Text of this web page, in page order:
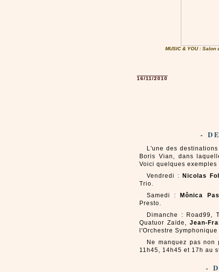
MUSIC & YOU : Salon
16/11/2010
-
L'une des
Boris Vian, dans
Voici quelques
Vendredi :
Nicolas
Trio.
Samedi :
Mônica
Presto.
Dimanche : Road99,
Quatuor Zaïde, Jean-
l'Orchestre
Ne manquez pas
11h45, 14h45 et 17h au
-